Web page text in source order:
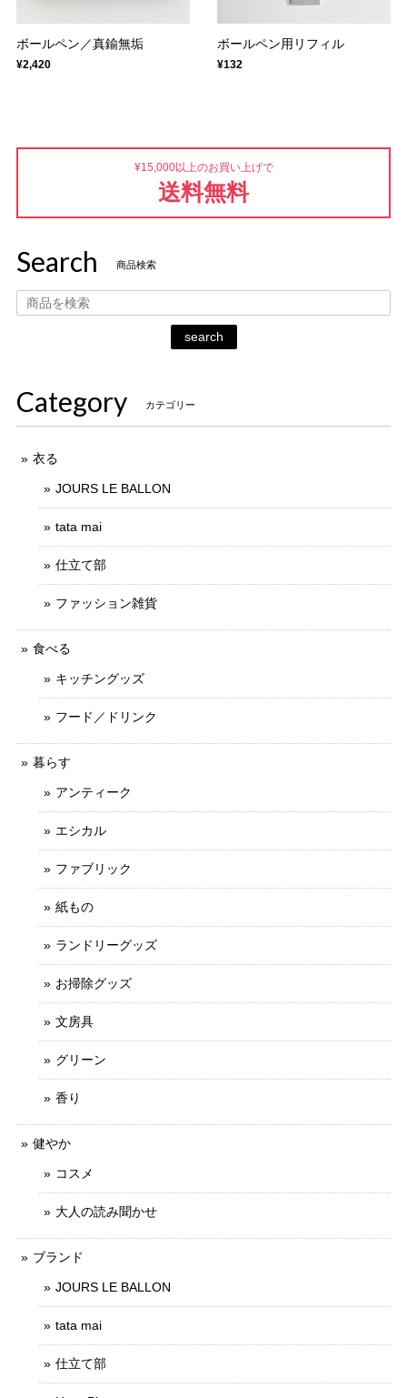
ボールペン／真鍮無垢
¥2,420
ボールペン用リフィル
¥132
¥15,000以上のお買い上げで
送料無料
Search 商品検索
search
Category カテゴリー
衣る
JOURS LE BALLON
tata mai
仕立て部
ファッション雑貨
食べる
キッチングッズ
フード／ドリンク
暮らす
アンティーク
エシカル
ファブリック
紙もの
ランドリーグッズ
お掃除グッズ
文房具
グリーン
香り
健やか
コスメ
大人の読み聞かせ
ブランド
JOURS LE BALLON
tata mai
仕立て部